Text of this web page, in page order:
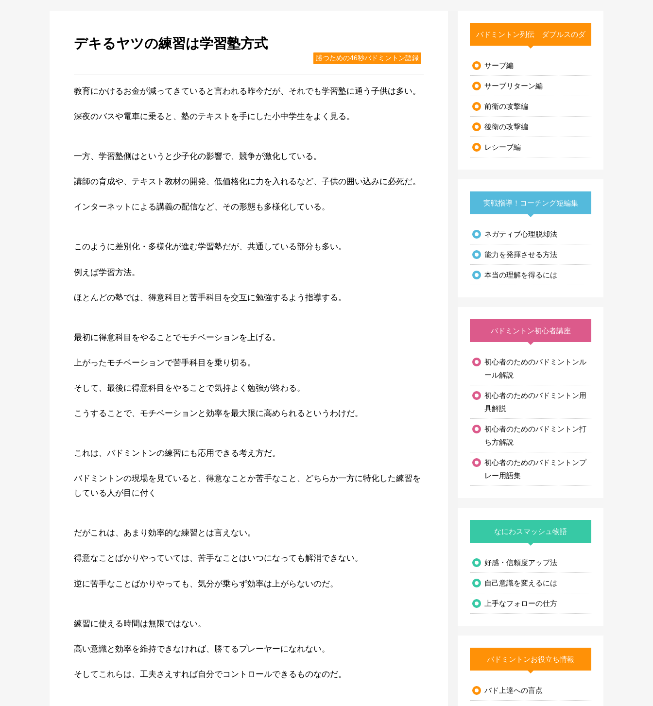
デキるヤツの練習は学習塾方式
勝つための46秒バドミントン語録
教育にかけるお金が減ってきていると言われる昨今だが、それでも学習塾に通う子供は多い。
深夜のバスや電車に乗ると、塾のテキストを手にした小中学生をよく見る。
一方、学習塾側はというと少子化の影響で、競争が激化している。
講師の育成や、テキスト教材の開発、低価格化に力を入れるなど、子供の囲い込みに必死だ。
インターネットによる講義の配信など、その形態も多様化している。
このように差別化・多様化が進む学習塾だが、共通している部分も多い。
例えば学習方法。
ほとんどの塾では、得意科目と苦手科目を交互に勉強するよう指導する。
最初に得意科目をやることでモチベーションを上げる。
上がったモチベーションで苦手科目を乗り切る。
そして、最後に得意科目をやることで気持よく勉強が終わる。
こうすることで、モチベーションと効率を最大限に高められるというわけだ。
これは、バドミントンの練習にも応用できる考え方だ。
バドミントンの現場を見ていると、得意なことか苦手なこと、どちらか一方に特化した練習を
している人が目に付く
だがこれは、あまり効率的な練習とは言えない。
得意なことばかりやっていては、苦手なことはいつになっても解消できない。
逆に苦手なことばかりやっても、気分が乗らず効率は上がらないのだ。
練習に使える時間は無限ではない。
高い意識と効率を維持できなければ、勝てるプレーヤーになれない。
そしてこれらは、工夫さえすれば自分でコントロールできるものなのだ。
バドミントン列伝 ダブルスのダ
サーブ編
サーブリターン編
前衛の攻撃編
後衛の攻撃編
レシーブ編
実戦指導！コーチング短編集
ネガティブ心理脱却法
能力を発揮させる方法
本当の理解を得るには
バドミントン初心者講座
初心者のためのバドミントンル
ール解説
初心者のためのバドミントン用
具解説
初心者のためのバドミントン打
ち方解説
初心者のためのバドミントンプ
レー用語集
なにわスマッシュ物語
好感・信頼度アップ法
自己意識を変えるには
上手なフォローの仕方
バドミントンお役立ち情報
バド上達への盲点